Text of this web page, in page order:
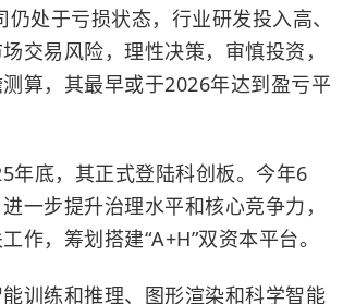
处于亏损状态，行业研发投入高、
交易风险，理性决策，审慎投资，
算，其最早或于2026年达到盈亏平
年底，其正式登陆科创板。今年6
一步提升治理水平和核心竞争力，
作，筹划搭建“A+H”双资本平台。
训练和推理、图形渲染和科学智能